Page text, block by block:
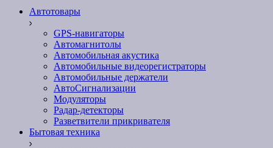
Автотовары
GPS-навигаторы
Автомагнитолы
Автомобильная акустика
Автомобильные видеорегистраторы
Автомобильные держатели
АвтоСигнализации
Модуляторы
Радар-детекторы
Разветвители прикривателя
Бытовая техника